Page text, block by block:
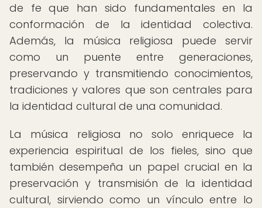
de fe que han sido fundamentales en la
conformación de la identidad colectiva.
Además, la música religiosa puede servir
como un puente entre generaciones,
preservando y transmitiendo conocimientos,
tradiciones y valores que son centrales para
la identidad cultural de una comunidad.
La música religiosa no solo enriquece la
experiencia espiritual de los fieles, sino que
también desempeña un papel crucial en la
preservación y transmisión de la identidad
cultural, sirviendo como un vínculo entre lo